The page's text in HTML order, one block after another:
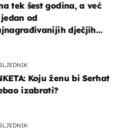
tek šest godina, a već
od
dječjih
Koju ženu bi Serhat
izabrati?